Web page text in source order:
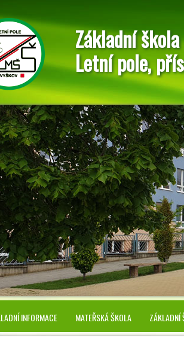
Základní
Letní pole,
INFORMACE MATEŘSKÁ ŠKOLA ZÁKLADNÍ